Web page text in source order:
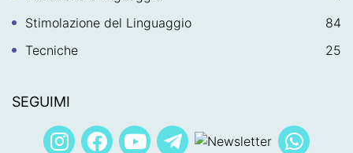
Stimolazione del Linguaggio
84
Tecniche
25
SEGUIMI